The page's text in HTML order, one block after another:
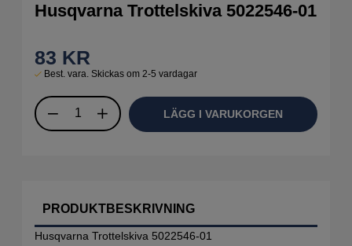
Husqvarna Trottelskiva 5022546-01
83 KR
Best. vara. Skickas om 2-5 vardagar
LÄGG I VARUKORGEN
PRODUKTBESKRIVNING
Husqvarna Trottelskiva 5022546-01